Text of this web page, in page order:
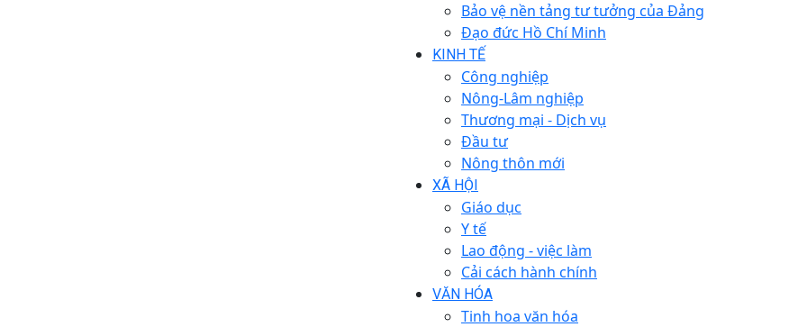
Bảo vệ nền tảng tư tưởng của Đảng
Đạo đức Hồ Chí Minh
KINH TẾ
Công nghiệp
Nông-Lâm nghiệp
Thương mại - Dịch vụ
Đầu tư
Nông thôn mới
XÃ HỘI
Giáo dục
Y tế
Lao động - việc làm
Cải cách hành chính
VĂN HÓA
Tinh hoa văn hóa